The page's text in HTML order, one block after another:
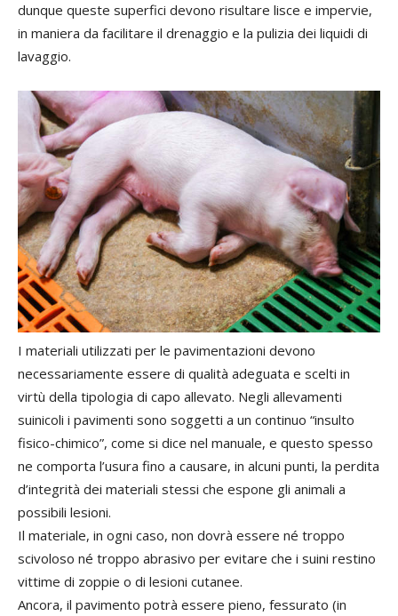
dunque queste superfici devono risultare lisce e impervie,
in maniera da facilitare il drenaggio e la pulizia dei liquidi di
lavaggio.
I materiali utilizzati per le pavimentazioni devono
necessariamente essere di qualità adeguata e scelti in
virtù della tipologia di capo allevato. Negli allevamenti
suinicoli i pavimenti sono soggetti a un continuo “insulto
fisico-chimico”, come si dice nel manuale, e questo spesso
ne comporta l’usura fino a causare, in alcuni punti, la perdita
d’integrità dei materiali stessi che espone gli animali a
possibili lesioni.
Il materiale, in ogni caso, non dovrà essere né troppo
scivoloso né troppo abrasivo per evitare che i suini restino
vittime di zoppie o di lesioni cutanee.
Ancora, il pavimento potrà essere pieno, fessurato (in